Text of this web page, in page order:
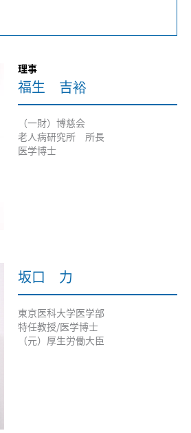
理事
福生 吉裕
（一財）博慈会
老人病研究所 所長
医学博士
坂口 力
東京医科大学医学部
特任教授/医学博士
（元）厚生労働大臣